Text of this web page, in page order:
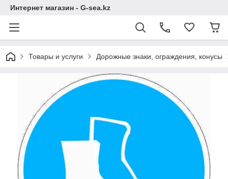
Интернет магазин - G-sea.kz
Товары и услуги Дорожные знаки, ограждения, конусы